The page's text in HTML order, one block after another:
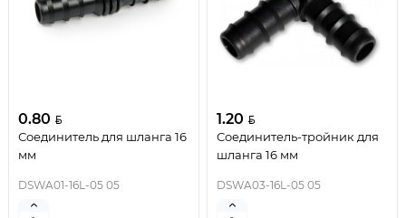
0.80
Соединитель для шланга 16
мм
DSWA01-16L-05 05
1.20
Соединитель-тройник для
шланга 16 мм
DSWA03-16L-05 05